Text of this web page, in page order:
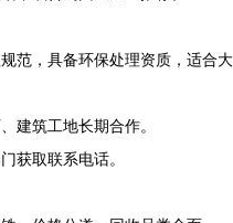
范，具备环保处理资质，适合大
建筑工地长期合作。
获取联系电话。